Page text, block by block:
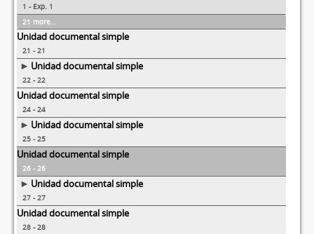
1 - Exp. 1
21 more...
Unidad documental simple
21 - 21
Unidad documental simple
22 - 22
Unidad documental simple
24 - 24
Unidad documental simple
25 - 25
Unidad documental simple
26 - 26
Unidad documental simple
27 - 27
Unidad documental simple
28 - 28